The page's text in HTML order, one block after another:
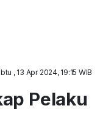
, 13 Apr 2024, 19:15 WIB
Pelaku